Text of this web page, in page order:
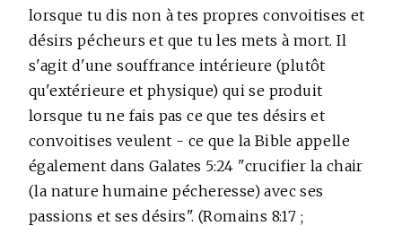
lorsque tu dis non à tes propres convoitises et
désirs pécheurs et que tu les mets à mort. Il
s'agit d'une souffrance intérieure (plutôt
qu'extérieure et physique) qui se produit
lorsque tu ne fais pas ce que tes désirs et
convoitises veulent - ce que la Bible appelle
également dans Galates 5:24 "crucifier la chair
(la nature humaine pécheresse) avec ses
passions et ses désirs". (Romains 8:17 ;